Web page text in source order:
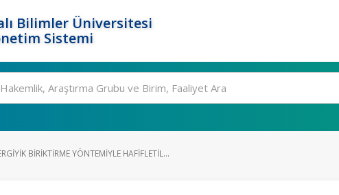
Bilimler Üniversitesi
Sistemi
BİRİKTİRME YÖNTEMİYLE HAFİFLETİL...